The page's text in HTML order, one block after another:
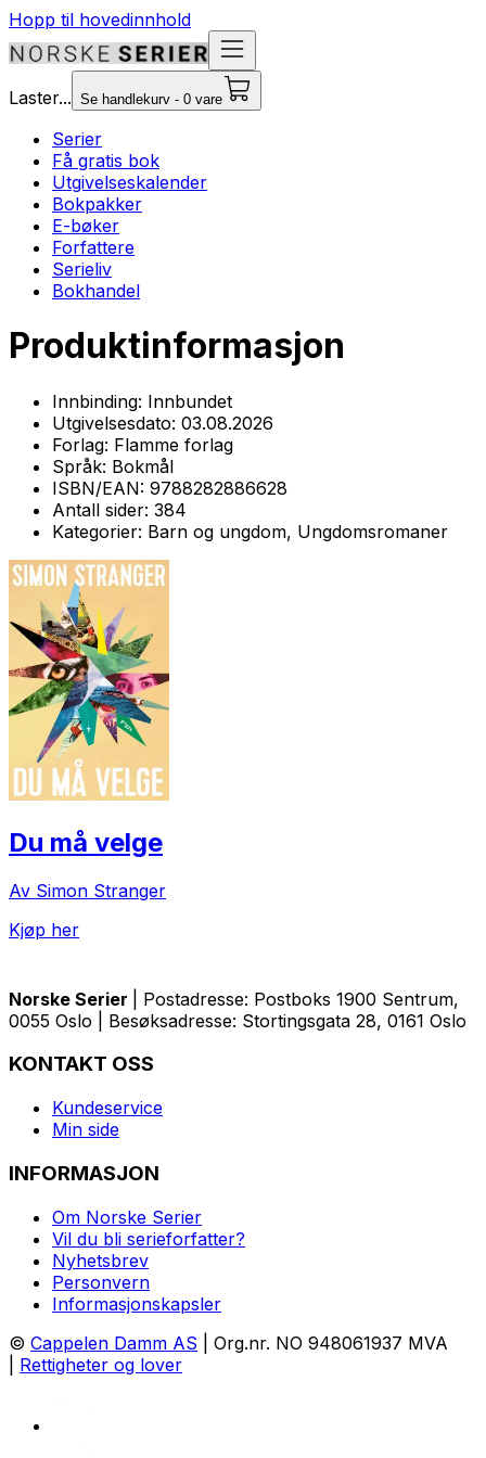
Hopp til hovedinnhold
Laster... Se handlekurv - 0 vare
Serier
Få gratis bok
Utgivelseskalender
Bokpakker
E-bøker
Forfattere
Serieliv
Bokhandel
Produktinformasjon
Innbinding: Innbundet
Utgivelsesdato: 03.08.2026
Forlag: Flamme forlag
Språk: Bokmål
ISBN/EAN: 9788282886628
Antall sider: 384
Kategorier: Barn og ungdom, Ungdomsromaner
Du må velge
Av Simon Stranger
Kjøp her
Norske Serier
| Postadresse: Postboks 1900 Sentrum,
0055 Oslo | Besøksadresse: Stortingsgata 28, 0161 Oslo
KONTAKT OSS
Kundeservice
Min side
INFORMASJON
Om Norske Serier
Vil du bli serieforfatter?
Nyhetsbrev
Personvern
Informasjonskapsler
© Cappelen Damm AS | Org.nr. NO 948061937 MVA
Rettigheter og lover